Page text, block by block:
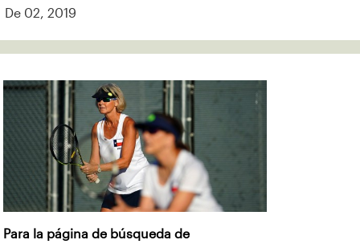
De 02, 2019
Para la página de búsqueda de